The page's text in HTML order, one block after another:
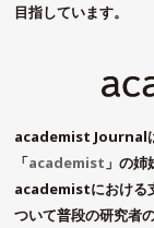
目指しています。
academist Journal
「academist 」の姉
academistにおける
ついて普段の研究者